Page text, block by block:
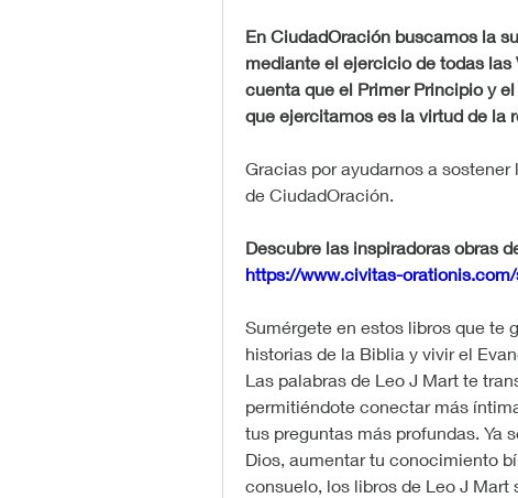
En CiudadOración buscamos la
mediante el ejercicio de todas
cuenta que el Primer Principio y
que ejercitamos es la virtud de la
Gracias por ayudarnos a
de CiudadOración.
https://www.civitas-
Sumérgete en estos libros que te
historias de la Biblia y vivir el
Las palabras de Leo J Mart te
permitiéndote conectar más
tus preguntas más profundas. Ya
Dios, aumentar tu conocimiento
consuelo, los libros de Leo J